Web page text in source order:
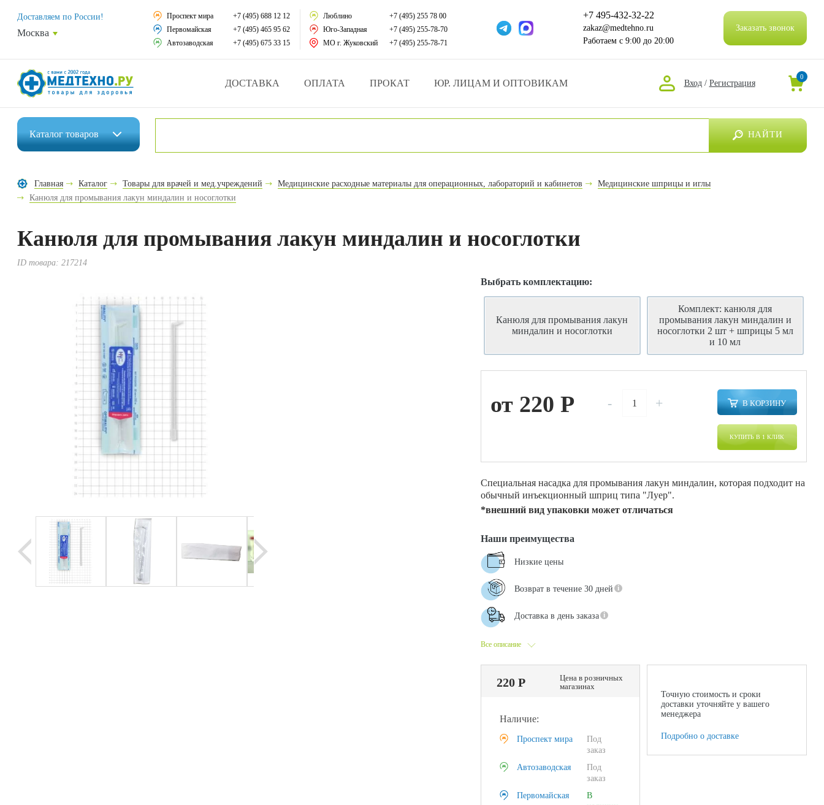
Средства реабилитации
Средства по уходу за больными
Домашняя медтехника
Товары для врачей и мед.учреждений
Доставляем по России!
Москва
Проспект мира
+7 (495) 688 12 12
Первомайская
+7 (495) 465 95 62
Автозаводская
+7 (495) 675 33 15
Люблино
+7 (495) 255 78 00
Юго-Западная
+7 (495) 255-78-70
МО г. Жуковский
+7 (495) 255-78-71
+7 495-432-32-22
zakaz@medtehno.ru
Работаем с 9:00 до 20:00
Заказать звонок
ДОСТАВКА ОПЛАТА ПРОКАТ ЮР. ЛИЦАМ И ОПТОВИКАМ Вход / Регистрация
0
Каталогтоваров
Ортопедические изделия
Домашняя медтехника
Экология дома
Товары для красоты и здоровья
Товары для врачей и мед.учреждений
Уникальные и полезные товары
Распродажа
Уценка
Прокат инвалидной техники
НАЙТИ
Главная Каталог Товары для врачей и мед.учреждений Медицинские расходные материалы для операционных, лабораторий и кабинетов
Медицинские шприцы и иглы
Канюля для промывания лакун миндалин и носоглотки
Канюля для промывания лакун миндалин и носоглотки
ID товара:217214
Выбрать комплектацию:
Канюля для промывания лакун
миндалин и носоглотки
Комплект: канюля для
промывания лакун миндалин и
носоглотки 2 шт + шприцы 5 мл
и 10 мл
от 220 P - + В КОРЗИНУ
КУПИТЬ В 1 КЛИК
Специальная насадка для промывания лакун миндалин, которая подходит на
обычный инъекционный шприц типа "Луер".
*внешний вид упаковки может отличаться
Все описание
Наши преимущества
Низкие цены
Возврат в течение 30 дней
Доставка в день заказа
220 Р
Цена в розничных
магазинах
Наличие:
Проспект мира
Под
заказ
Автозаводская
Под
заказ
Первомайская
В
Точную стоимость и сроки
доставки уточняйте у вашего
менеджера
Подробно о доставке